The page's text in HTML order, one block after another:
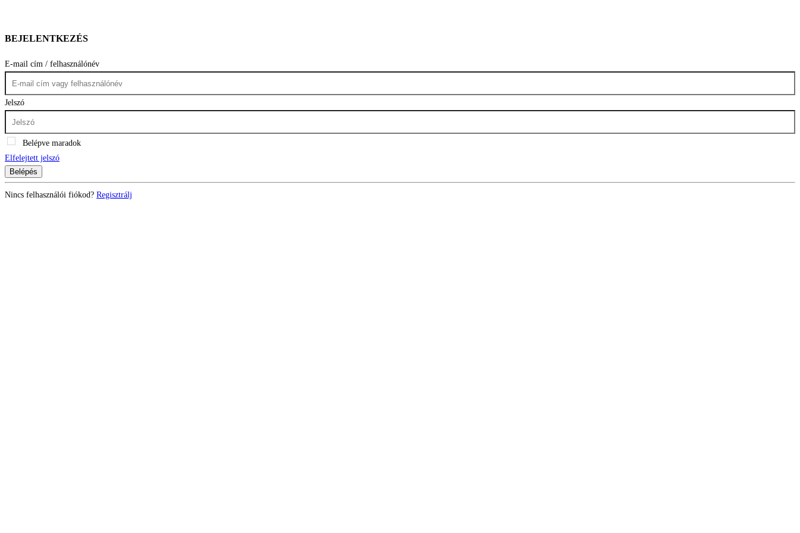
BEJELENTKEZÉS
E-mail cím / felhasználónév
Jelszó
Belépve maradok
Elfelejtett jelszó
Belépés
Nincs felhasználói fiókod? Regisztrálj